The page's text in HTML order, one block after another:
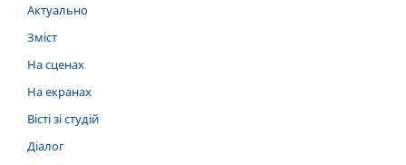
Актуально
Зміст
На сценах
На екранах
Вісті зі студій
Діалог